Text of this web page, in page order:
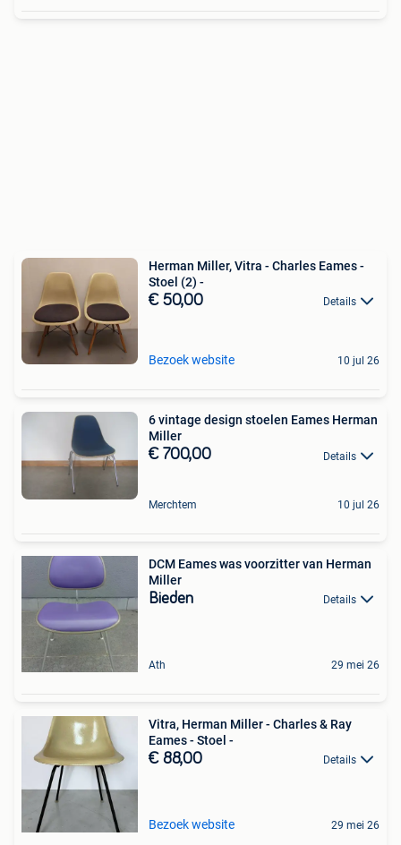
Herman Miller, Vitra - Charles Eames -
Stoel (2) -
€ 50,00 Details
Bezoek website 10 jul 26
6 vintage design stoelen Eames Herman
Miller
€ 700,00 Details
Merchtem 10 jul 26
DCM Eames was voorzitter van Herman
Miller
Bieden Details
Ath 29 mei 26
Vitra, Herman Miller - Charles & Ray
Eames - Stoel -
€ 88,00 Details
Bezoek website 29 mei 26